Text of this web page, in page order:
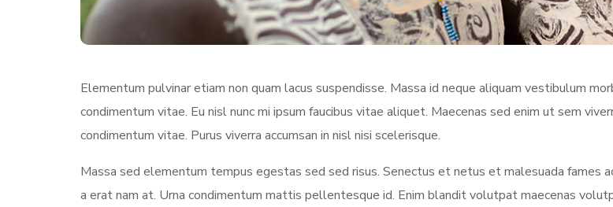
Elementum pulvinar etiam non quam lacus suspendisse. Massa id neque aliquam vestibulum
condimentum vitae. Eu nisl nunc mi ipsum faucibus vitae aliquet. Maecenas sed enim ut sem
condimentum vitae. Purus viverra accumsan in nisl nisi scelerisque.
Massa sed elementum tempus egestas sed sed risus. Senectus et netus et malesuada fames
a erat nam at. Urna condimentum mattis pellentesque id. Enim blandit volutpat maecenas